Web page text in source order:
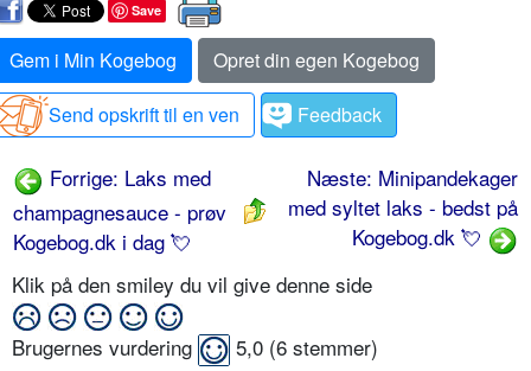
Save
Gem i Min Kogebog
Opret din egen Kogebog
Send opskrift til en ven
Feedback
Forrige: Laks med
champagnesauce - prøv
Kogebog.dk i dag 💘
Næste: Minipandekager
med syltet laks - bedst på
Kogebog.dk 💘
Klik på den smiley du vil give denne side
Brugernes vurdering 5,0 (6 stemmer)